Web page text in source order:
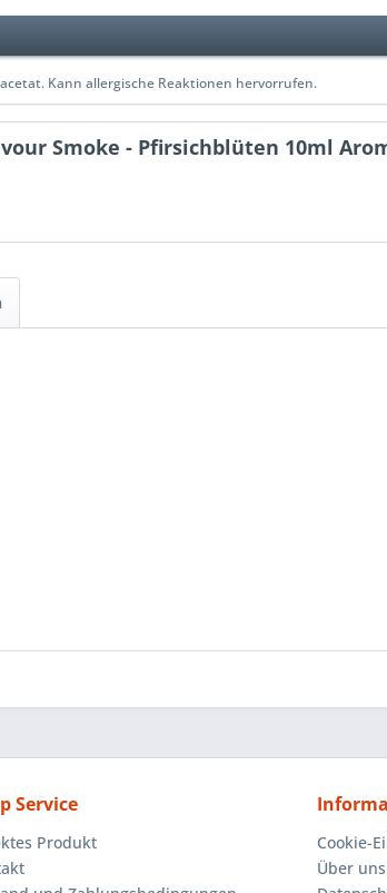
Kann allergische Reaktionen hervorrufen.
Smoke - Pfirsichblüten 10ml
Service
Produkt
Cookie-
Über uns